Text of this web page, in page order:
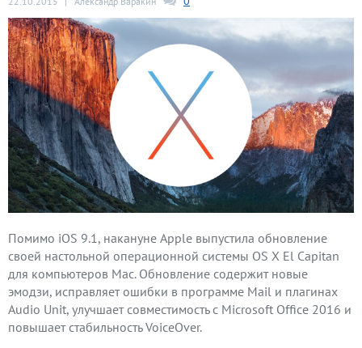
Помимо iOS 9.1, накануне Apple выпустила обновление
своей настольной операционной системы OS X El Capitan
для компьютеров Mac. Обновление содержит новые
эмодзи, исправляет ошибки в программе Mail и плагинах
Audio Unit, улучшает совместимость с Microsoft Office 2016 и
повышает стабильность VoiceOver.